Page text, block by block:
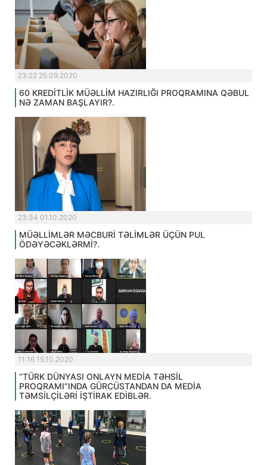
23:22 25.09.2020
60 KREDİTLİK MÜƏLLİM HAZIRLIĞI PROQRAMINA QƏBUL
NƏ ZAMAN BAŞLAYIR?.
23:34 01.10.2020
MÜƏLLİMLƏR MƏCBURİ TƏLİMLƏR ÜÇÜN PUL
ÖDƏYƏCƏKLƏRMİ?.
11:16 15.10.2020
“TÜRK DÜNYASI ONLAYN MEDİA TƏHSİL
PROQRAMI”INDA GÜRCÜSTANDAN DA MEDİA
TƏMSİLÇİLƏRİ İŞTİRAK EDİBLƏR.